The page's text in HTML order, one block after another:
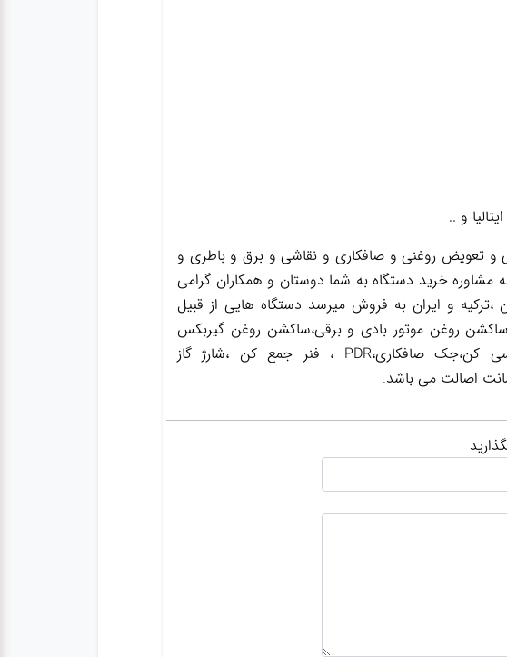
و ..
و تعویض روغنی و صافکاری و نقاشی و برق و باطری و
مشاوره خرید دستگاه به شما دوستان و همکاران گرامی
و ایران به فروش میرسد دستگاه هایی از قبیل
روغن موتور بادی و برقی،ساکشن روغن گیربکس
،ساکشن روغن ترمز،گریس پمپ ،واسکازین پمپ ،بکس بادی،جک سوسماری،جک شاسی کن،جک صافکاری،PDR ، فنر جمع کن ،شارژ گاز
اصالت می باشد.